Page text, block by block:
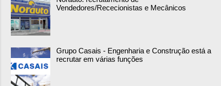
Vendedores/Rececionistas e Mecânicos
Grupo Casais - Engenharia e Construção está a
recrutar em várias funções